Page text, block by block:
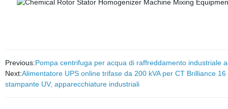
Previous:Pompa centrifuga per acqua di raffreddamento industriale
Next:Alimentatore UPS online trifase da 200 kVA per CT Brilliance
stampante UV, apparecchiature industriali